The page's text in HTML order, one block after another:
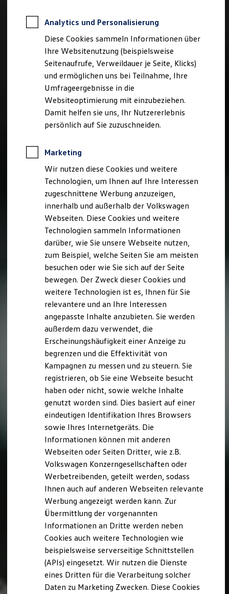
Professional Class bei Volkswagen
Behörden
Direktkunden
Sonderfahrzeuge
Anpfiff zum Gewinn
Elektromobilität
Elektroautos
ID. Tutorials
Elektrofahrzeugkonzepte
ID. EVERY1
Reichweite
Rekuperation
Laden unterwegs
Laden Zuhause
Ladestationen finden
Ladezeitensimulator
Batterie
Sicherheit
Nachhaltigkeit
Technologie
Kosten und Kauf
Verbrauchskosten
Kaufoptionen
E-Auto-Förderung
Software und Konnektivität
Die ID. Software 6
ID. Software Versionen und Updates
Digitale Extras
Schnittstellen zu Ihrem ID.
Marke und Erlebnis
Volkswagen R und R Experience
R-Modelle
R Experience
Driving Experience
Volkswagen entdecken
Werkbesichtigung
Lifestyle Shop
T-Roc Kollektion
Golf Kollektion
Volkswagen Kollektion
R-Kollektion
GTI Kollektion
Fußball Drop
we drive football
#wedriveproud
Besitzer und Service
myVolkswagen
Software Updates
Service und Ersatzteile
Inspektion und HU/AU
Reparaturen und Checks
Motorenöl und Flüssigkeiten
Räder und Reifen
Pannen- und Unfallhilfe
Analytics und Personalisierung
Diese Cookies sammeln Informationen über
Ihre Websitenutzung (beispielsweise
Seitenaufrufe, Verweildauer je Seite, Klicks)
und ermöglichen uns bei Teilnahme, Ihre
Umfrageergebnisse in die
Websiteoptimierung mit einzubeziehen.
Damit helfen sie uns, Ihr Nutzererlebnis
persönlich auf Sie zuzuschneiden.
Marketing
Wir nutzen diese Cookies und weitere
Technologien, um Ihnen auf Ihre Interessen
zugeschnittene Werbung anzuzeigen,
innerhalb und außerhalb der Volkswagen
Webseiten. Diese Cookies und weitere
Technologien sammeln Informationen
darüber, wie Sie unsere Webseite nutzen,
zum Beispiel, welche Seiten Sie am meisten
besuchen oder wie Sie sich auf der Seite
bewegen. Der Zweck dieser Cookies und
weitere Technologien ist es, Ihnen für Sie
relevantere und an Ihre Interessen
angepasste Inhalte anzubieten. Sie werden
außerdem dazu verwendet, die
Erscheinungshäufigkeit einer Anzeige zu
begrenzen und die Effektivität von
Kampagnen zu messen und zu steuern. Sie
registrieren, ob Sie eine Webseite besucht
haben oder nicht, sowie welche Inhalte
genutzt worden sind. Dies basiert auf einer
eindeutigen Identifikation Ihres Browsers
sowie Ihres Internetgeräts. Die
Informationen können mit anderen
Webseiten oder Seiten Dritter, wie z.B.
Volkswagen Konzerngesellschaften oder
Werbetreibenden, geteilt werden, sodass
Ihnen auch auf anderen Webseiten relevante
Werbung angezeigt werden kann. Zur
Übermittlung der vorgenannten
Informationen an Dritte werden neben
Cookies auch weitere Technologien wie
beispielsweise serverseitige Schnittstellen
(APIs) eingesetzt. Wir nutzen die Dienste
eines Dritten für die Verarbeitung solcher
Daten zu Marketing Zwecken. Diese Cookies